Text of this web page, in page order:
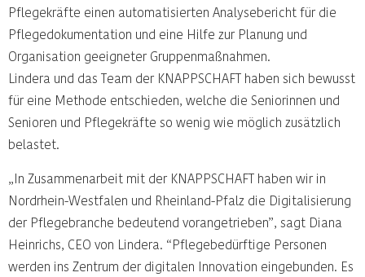
Pflegekräfte einen automatisierten Analysebericht für die
Pflegedokumentation und eine Hilfe zur Planung und
Organisation geeigneter Gruppenmaßnahmen.
Lindera und das Team der KNAPPSCHAFT haben sich bewusst
für eine Methode entschieden, welche die Seniorinnen und
Senioren und Pflegekräfte so wenig wie möglich zusätzlich
belastet.
„In Zusammenarbeit mit der KNAPPSCHAFT haben wir in
Nordrhein-Westfalen und Rheinland-Pfalz die Digitalisierung
der Pflegebranche bedeutend vorangetrieben”, sagt Diana
Heinrichs, CEO von Lindera. “Pflegebedürftige Personen
werden ins Zentrum der digitalen Innovation eingebunden. Es